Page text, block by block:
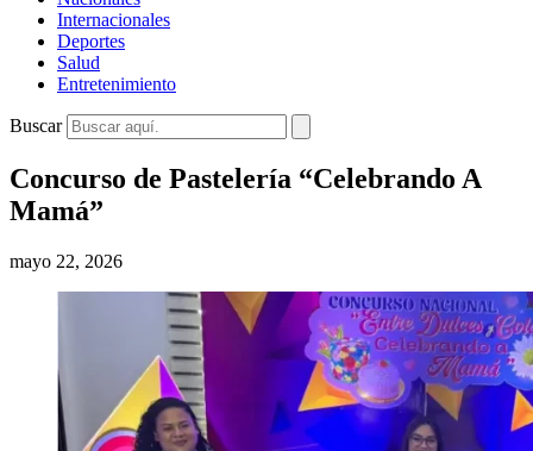
Internacionales
Deportes
Salud
Entretenimiento
Buscar
Concurso de Pastelería “Celebrando A
Mamá”
mayo 22, 2026